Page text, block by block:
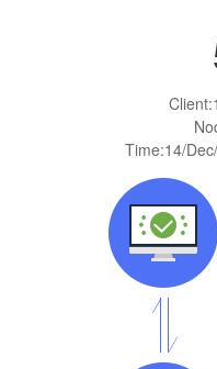
Client:
Time:14/